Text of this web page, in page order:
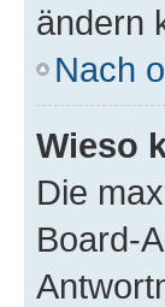
ändern
Nach
Wieso
Die
Board-